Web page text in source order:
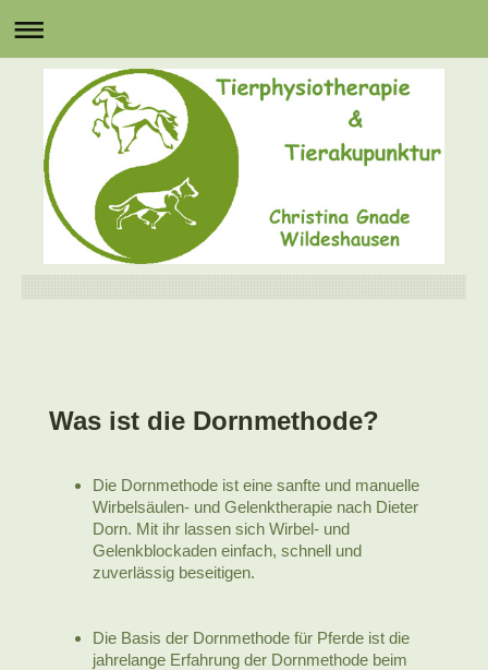
Was ist die Dornmethode?
Die Dornmethode ist eine sanfte und manuelle
Wirbelsäulen- und Gelenktherapie nach Dieter
Dorn. Mit ihr lassen sich Wirbel- und
Gelenkblockaden einfach, schnell und
zuverlässig beseitigen.
Die Basis der Dornmethode für Pferde ist die
jahrelange Erfahrung der Dornmethode beim